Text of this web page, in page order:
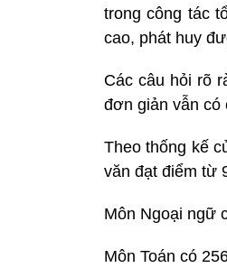
trong công tác
cao, phát huy
Các câu hỏi rõ
đơn giản vẫn có
Theo thống kế
văn đạt điểm từ
Môn Ngoại ngữ
Môn Toán có